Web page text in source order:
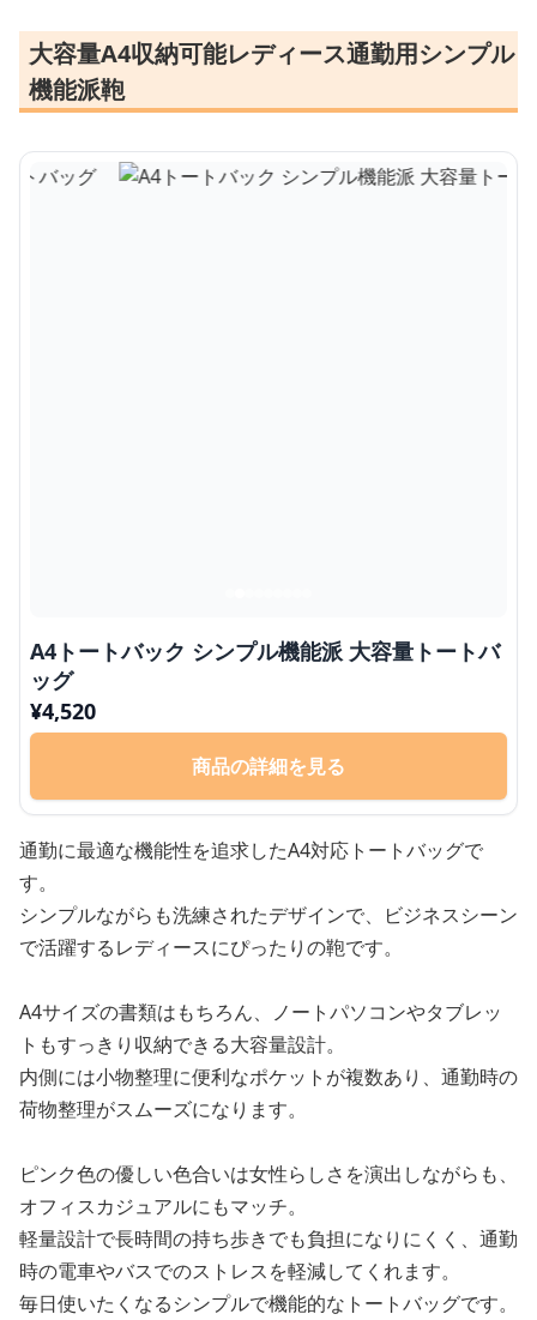
大容量A4収納可能レディース通勤用シンプル
機能派鞄
A4トートバック シンプル機能派 大容量トートバ
ッグ
¥4,520
商品の詳細を見る
通勤に最適な機能性を追求したA4対応トートバッグで
す。
シンプルながらも洗練されたデザインで、ビジネスシーン
で活躍するレディースにぴったりの鞄です。
A4サイズの書類はもちろん、ノートパソコンやタブレッ
トもすっきり収納できる大容量設計。
内側には小物整理に便利なポケットが複数あり、通勤時の
荷物整理がスムーズになります。
ピンク色の優しい色合いは女性らしさを演出しながらも、
オフィスカジュアルにもマッチ。
軽量設計で長時間の持ち歩きでも負担になりにくく、通勤
時の電車やバスでのストレスを軽減してくれます。
毎日使いたくなるシンプルで機能的なトートバッグです。